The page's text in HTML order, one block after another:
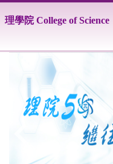
到
理學院 College of Science